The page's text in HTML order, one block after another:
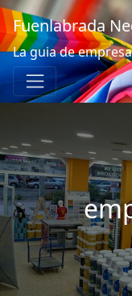
Fuenlabrada
La guia de